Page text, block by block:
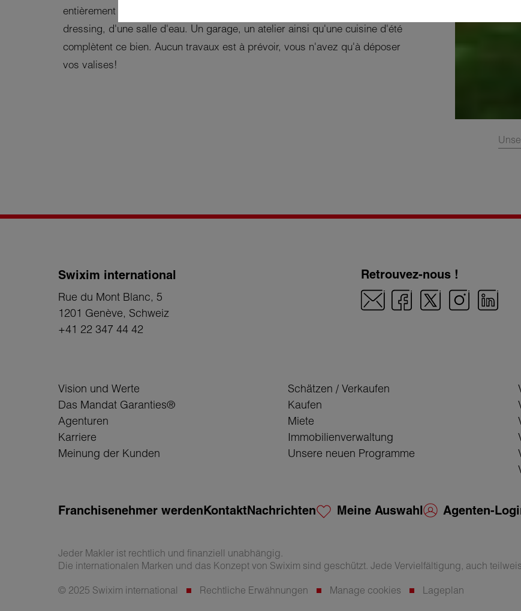
entièrement équipée ouverte sur l'espace de vie, de 4 chambres avec
dressing, d'une salle d'eau. Un garage, un atelier ainsi qu'une cuisine d'été
complètent ce bien. Aucun travaux est à prévoir, vous n'avez qu'à déposer
vos valises!
Swixim international
Rue du Mont Blanc, 5
1201 Genève, Schweiz
+41 22 347 44 42
Retrouvez-nous !
Vision und Werte
Das Mandat Garanties®
Agenturen
Karriere
Meinung der Kunden
Schätzen / Verkaufen
Kaufen
Miete
Immobilienverwaltung
Unsere neuen Programme
Franchisenehmer werdenKontaktNachrichten Meine Auswahl Agenten-
Jeder Makler ist rechtlich und finanziell unabhängig.
Die internationalen Marken und das Konzept von Swixim sind geschützt. Jede Vervielfältigung, auch
© 2025 Swixim international Rechtliche Erwähnungen Manage cookies Lageplan